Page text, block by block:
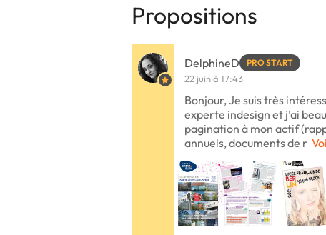
Propositions
DelphineD PRO START
22 juin à 17:43
Bonjour, Je suis très
experte indesign et j’ai
pagination à mon actif
annuels, documents de r